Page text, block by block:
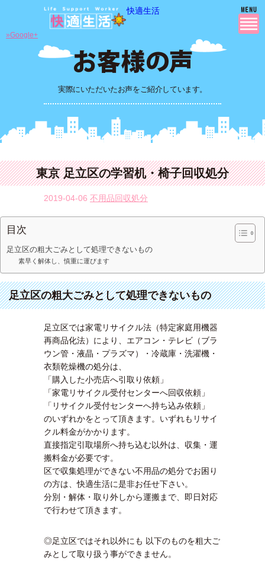
快適生活
実際にいただいたお声をご紹介しています。
»Google+
東京 足立区の学習机・椅子回収処分
2019-04-06 不用品回収処分
目次
足立区の粗大ごみとして処理できないもの
素早く解体し、慎重に運びます
足立区の粗大ごみとして処理できないもの
足立区では家電リサイクル法（特定家庭用機器
再商品化法）により、エアコン・テレビ（ブラ
ウン管・液晶・プラズマ）・冷蔵庫・洗濯機・
衣類乾燥機の処分は、
「購入した小売店へ引取り依頼」
「家電リサイクル受付センターへ回収依頼」
「リサイクル受付センターへ持ち込み依頼」
のいずれかをとって頂きます。いずれもリサイ
クル料金がかかります。
直接指定引取場所へ持ち込む以外は、収集・運
搬料金が必要です。
区で収集処理ができない不用品の処分でお困り
の方は、快適生活に是非お任せ下さい。
分別・解体・取り外しから運搬まで、即日対応
で行わせて頂きます。
◎足立区ではそれ以外にも 以下のものを粗大ご
みとして取り扱う事ができません。